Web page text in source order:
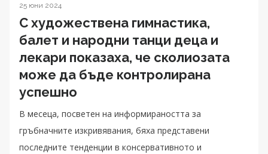
25 юни 2024
С художествена гимнастика,
балет и народни танци деца и
лекари показаха, че сколиозата
може да бъде контролирана
успешно
В месеца, посветен на информираността за
гръбначните изкривявания, бяха представени
последните тенденции в консервативното и